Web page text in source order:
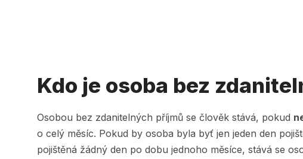
Kdo je osoba bez
Osobou bez zdanitelných příjmů se člověk stává, pokud
o celý měsíc. Pokud by osoba byla byť jen jeden den
pojištěná žádný den po dobu jednoho měsíce, stává se